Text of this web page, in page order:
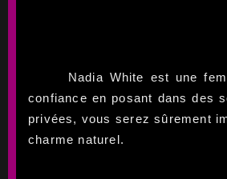
Nadia White est une
confiance en posant dans des
privées, vous serez sûrement
charme naturel.